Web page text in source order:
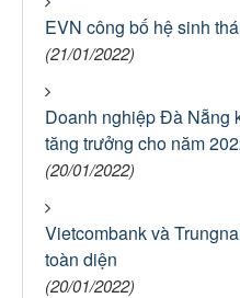
EVN công bố hệ sinh
(21/01/2022)
Doanh nghiệp Đà Nẵng
tăng trưởng cho năm
(20/01/2022)
Vietcombank và
toàn diện
(20/01/2022)